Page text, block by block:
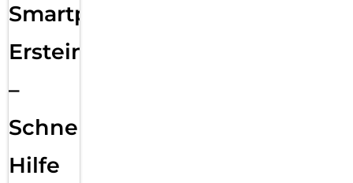
Smartphone
Ersteinrichtung
–
Schnelle
Hilfe